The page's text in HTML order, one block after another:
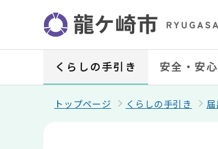
ジ
くらしの手引き 安全・安心
トップページ くらしの手引き